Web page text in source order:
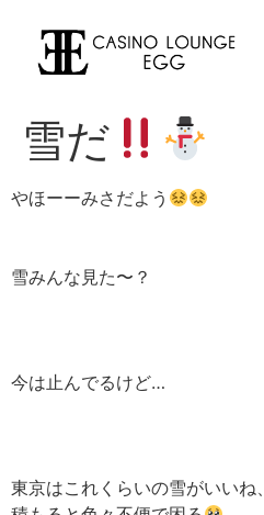
雪だ
やほーーみさだよう
雪みんな見た〜？
今は止んでるけど…
東京はこれくらいの雪がいいね、